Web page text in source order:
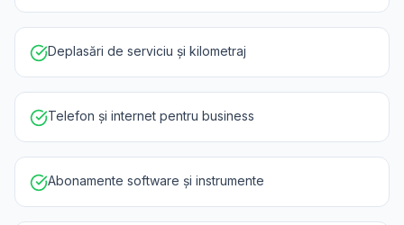
Deplasări de serviciu și kilometraj
Telefon și internet pentru business
Abonamente software și instrumente